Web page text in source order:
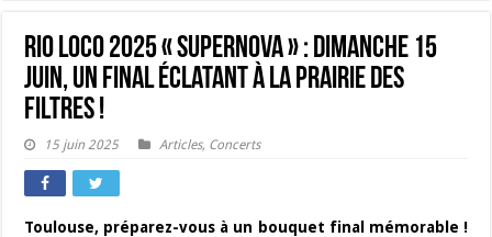
Rio Loco 2025 « Supernova » : Dimanche 15
Juin, un Final Éclatant à la Prairie des
Filtres !
15 juin 2025 Articles, Concerts
Toulouse, préparez-vous à un bouquet final mémorable !